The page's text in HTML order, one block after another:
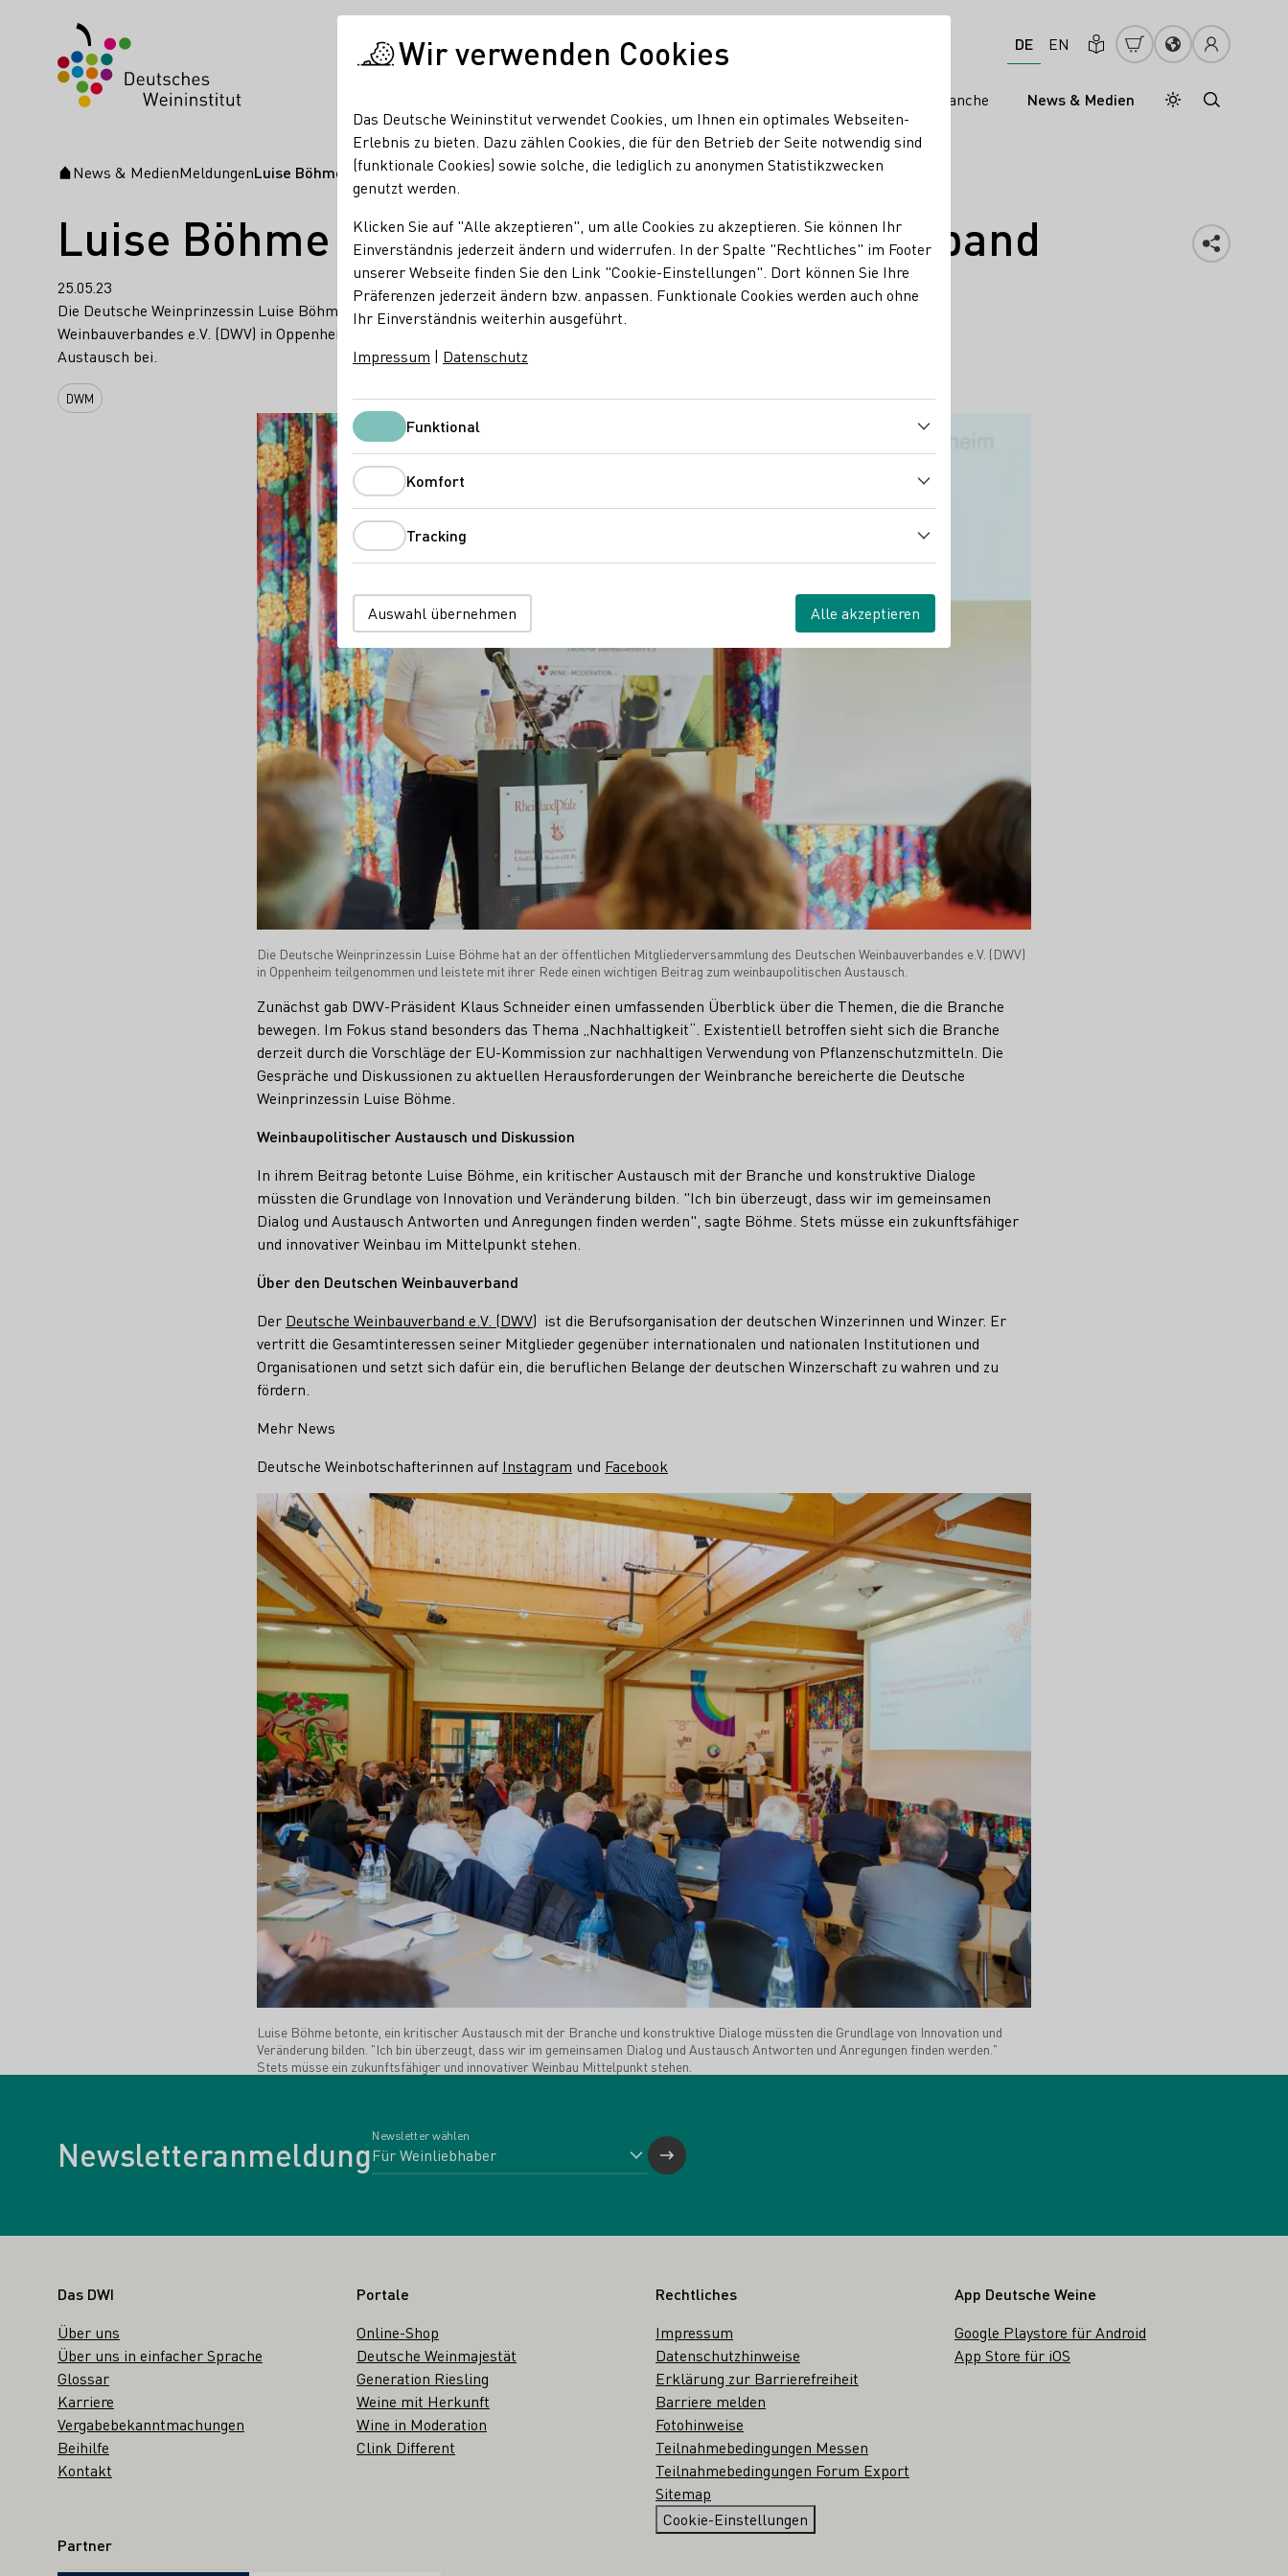
DE EN
Weinbranche News & Medien Tagesmodus
Nachtmodus
Startseite
News & MedienMeldungenLuise Böhme beim Deutschen Weinbauverband
Luise Böhme beim Deutschen Weinbauverband
25.05.23
Die Deutsche Weinprinzessin Luise Böhme hat an der öffentlichen Mitgliederversammlung des Deutschen
Weinbauverbandes e.V. (DWV) in Oppenheim teilgenommen und trug mit ihrer Rede zum weinbaupolitischen
Austausch bei.
DWM
Die Deutsche Weinprinzessin Luise Böhme hat an der öffentlichen Mitgliederversammlung des Deutschen Weinbauverbandes e.V. (DWV)
in Oppenheim teilgenommen und leistete mit ihrer Rede einen wichtigen Beitrag zum weinbaupolitischen Austausch.
Zunächst gab DWV-Präsident Klaus Schneider einen umfassenden Überblick über die Themen, die die Branche
bewegen. Im Fokus stand besonders das Thema „Nachhaltigkeit“. Existentiell betroffen sieht sich die Branche
derzeit durch die Vorschläge der EU-Kommission zur nachhaltigen Verwendung von Pflanzenschutzmitteln. Die
Gespräche und Diskussionen zu aktuellen Herausforderungen der Weinbranche bereicherte die Deutsche
Weinprinzessin Luise Böhme.
Weinbaupolitischer Austausch und Diskussion
In ihrem Beitrag betonte Luise Böhme, ein kritischer Austausch mit der Branche und konstruktive Dialoge
müssten die Grundlage von Innovation und Veränderung bilden. "Ich bin überzeugt, dass wir im gemeinsamen
Dialog und Austausch Antworten und Anregungen finden werden", sagte Böhme. Stets müsse ein zukunftsfähiger
und innovativer Weinbau im Mittelpunkt stehen.
Über den Deutschen Weinbauverband
Der Deutsche Weinbauverband e.V. (DWV) ist die Berufsorganisation der deutschen Winzerinnen und Winzer. Er
vertritt die Gesamtinteressen seiner Mitglieder gegenüber internationalen und nationalen Institutionen und
Organisationen und setzt sich dafür ein, die beruflichen Belange der deutschen Winzerschaft zu wahren und zu
fördern.
Mehr News
Deutsche Weinbotschafterinnen auf Instagram und Facebook
Luise Böhme betonte, ein kritischer Austausch mit der Branche und konstruktive Dialoge müssten die Grundlage von Innovation und
Veränderung bilden. "Ich bin überzeugt, dass wir im gemeinsamen Dialog und Austausch Antworten und Anregungen finden werden."
Stets müsse ein zukunftsfähiger und innovativer Weinbau Mittelpunkt stehen.
Newsletteranmeldung
Newsletter wählen
Fußbereich
Das DWI
Über uns
Über uns in einfacher Sprache
Glossar
Karriere
Vergabebekanntmachungen
Beihilfe
Kontakt
Portale
Online-Shop
Deutsche Weinmajestät
Generation Riesling
Weine mit Herkunft
Wine in Moderation
Clink Different
Rechtliches
Impressum
Datenschutzhinweise
Erklärung zur Barrierefreiheit
Barriere melden
Fotohinweise
Teilnahmebedingungen Messen
Teilnahmebedingungen Forum Export
Sitemap
Cookie-Einstellungen
Wir verwenden Cookies
Das Deutsche Weininstitut verwendet Cookies, um Ihnen ein optimales Webseiten-
Erlebnis zu bieten. Dazu zählen Cookies, die für den Betrieb der Seite notwendig sind
(funktionale Cookies) sowie solche, die lediglich zu anonymen Statistikzwecken
genutzt werden.
Klicken Sie auf "Alle akzeptieren", um alle Cookies zu akzeptieren. Sie können Ihr
Einverständnis jederzeit ändern und widerrufen. In der Spalte "Rechtliches" im Footer
unserer Webseite finden Sie den Link "Cookie-Einstellungen". Dort können Sie Ihre
Präferenzen jederzeit ändern bzw. anpassen. Funktionale Cookies werden auch ohne
Ihr Einverständnis weiterhin ausgeführt.
Impressum | Datenschutz
FunktionalFunktional
Komfort
Tracking
Auswahl übernehmen Alle akzeptieren
App Deutsche Weine
Google Playstore für Android
App Store für iOS
Partner